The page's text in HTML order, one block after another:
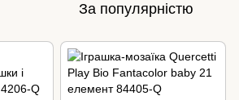
За популярністю